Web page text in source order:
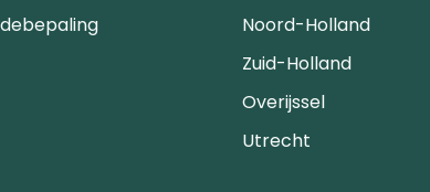
Noord-Holland
Zuid-Holland
Overijssel
Utrecht